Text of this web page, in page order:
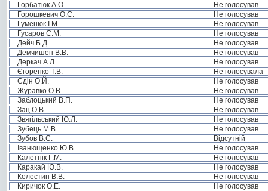
Горбатюк А.О.
Не голосував
Горошкевич О.С.
Не голосував
Гуменюк І.М.
Не голосував
Гусаров С.М.
Не голосував
Дейч Б.Д.
Не голосував
Демчишен В.В.
Не голосував
Деркач А.Л.
Не голосував
Єгоренко Т.В.
Не голосувала
Єдін О.Й.
Не голосував
Журавко О.В.
Не голосував
Заблоцький В.П.
Не голосував
Зац О.В.
Не голосував
Звягільський Ю.Л.
Не голосував
Зубець М.В.
Не голосував
Зубов В.С.
Відсутній
Іванющенко Ю.В.
Не голосував
Калетнік Г.М.
Не голосував
Каракай Ю.В.
Не голосував
Келестин В.В.
Не голосував
Киричок О.Е.
Не голосував